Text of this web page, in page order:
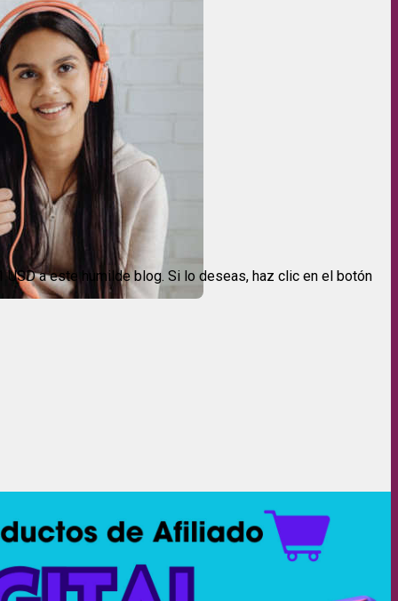
USD a este humilde blog. Si lo deseas, haz clic en el botón